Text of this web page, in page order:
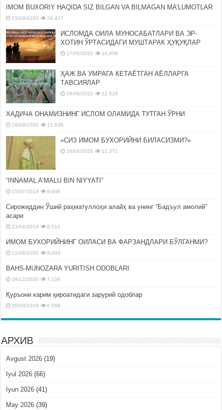
IMOM BUXORIY HAQIDA SIZ BILGAN VA BILMAGAN MA’LUMOTLAR
15/09/2020 24,417
ИСЛОМДА ОИЛА МУНОСАБАТЛАРИ ВА ЭР-
ХОТИН ЎРТАСИДАГИ МУШТАРАК ҲУҚУҚЛАР
17/05/2022 14,058
ҲАЖ ВА УМРАГА КЕТАЁТГАН АЁЛЛАРГА
ТАВСИЯЛАР
29/06/2022 12,519
ХАДИЧА ОНАМИЗНИНГ ИСЛОМ ОЛАМИДА ТУТГАН ЎРНИ
29/09/2020 11,638
«СИЗ ИМОМ БУХОРИЙНИ БИЛАСИЗМИ?»
16/04/2020 11,371
“INNAMAL A’MALU BIN NIYYATI”
15/07/2019 9,646
Сирожиддин Ўший раҳматуллоҳи алайҳ ва унинг “Бадъул амолий”
асари
23/04/2019 8,512
ИМОМ БУХОРИЙНИНГ ОИЛАСИ ВА ФАРЗАНДЛАРИ БЎЛГАНМИ?
12/08/2020 8,004
BAHS-MUNOZARA YURITISH ODOBLARI
29/12/2020 7,104
Қуръони карим қироатидаги зарурий одоблар
20/03/2019 6,589
АРХИВ
Avgust 2026 (19)
Iyul 2026 (66)
Iyun 2026 (41)
May 2026 (39)